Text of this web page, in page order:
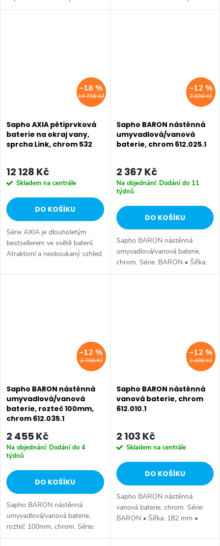
Retro, doplňky Diamond až po
kohoutků ve tvaru křížků je
14 790 Kč
–18 %
Sapho AXIA pětiprvková
baterie na okraj vany,
sprcha Link, chrom 532
12 128 Kč
Skladem na centrále
DO KOŠÍKU
Série AXIA je dlouholetým
bestsellerem ve světě baterií.
Atraktivní a neokoukaný vzhled
originálním doplňkem do
2 690 Kč
–12 %
Sapho BARON nástěnná
umyvadlová/vanová
baterie, chrom 612.025.1
2 367 Kč
Na objednání: Dodání do 11
týdnů
DO KOŠÍKU
Sapho BARON nástěnná
umyvadlová/vanová baterie,
chrom. Série: BARON • Šířka:
182 mm • Výška: 162 mm •
2 790 Kč
–12 %
Sapho BARON nástěnná
umyvadlová/vanová
baterie, rozteč 100mm,
chrom 612.035.1
2 455 Kč
Na objednání: Dodání do 4
týdnů
DO KOŠÍKU
Sapho BARON nástěnná
umyvadlová/vanová baterie,
rozteč 100mm, chrom. Série:
BARON • Šířka: 132 mm •
2 390 Kč
–12 %
Sapho BARON nástěnná
vanová baterie, chrom
612.010.1
2 103 Kč
Skladem na centrále
DO KOŠÍKU
Sapho BARON nástěnná
vanová baterie, chrom. Série:
BARON • Šířka: 182 mm •
Chrom • Materiál: Mosaz • Tvar: